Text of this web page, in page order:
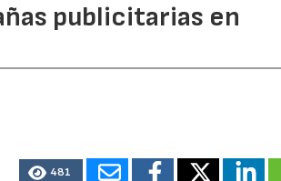
publicitarias en
481